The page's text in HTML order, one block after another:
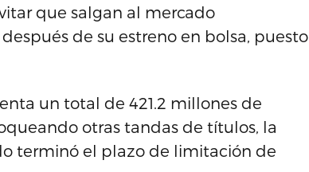
que salgan al mercado
de su estreno en bolsa, puesto
un total de 421.2 millones de
otras tandas de títulos, la
terminó el plazo de limitación de